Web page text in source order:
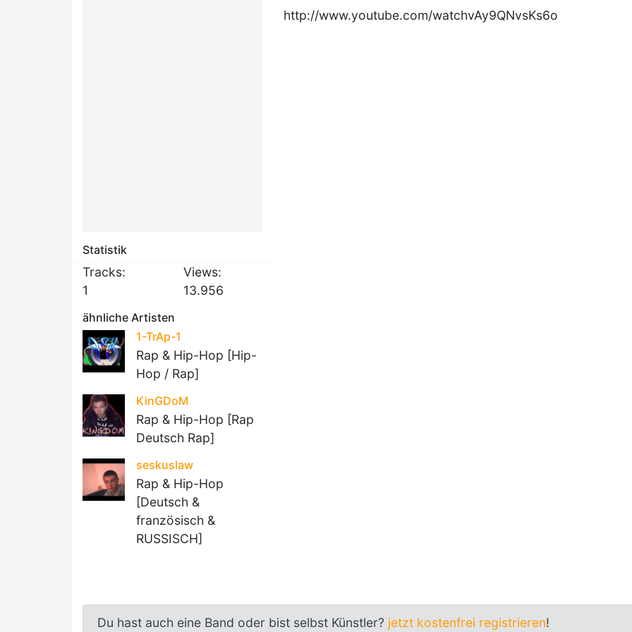
Statistik
Tracks:
1
Views:
13.956
ähnliche Artisten
1-TrAp-1
Rap & Hip-Hop [Hip-
Hop / Rap]
KinGDoM
Rap & Hip-Hop [Rap
Deutsch Rap]
seskuslaw
Rap & Hip-Hop
[Deutsch &
französisch &
RUSSISCH]
http://www.youtube.com/watchvAy9QNvsKs6o
Du hast auch eine Band oder bist selbst Künstler? jetzt kostenfrei registrieren!